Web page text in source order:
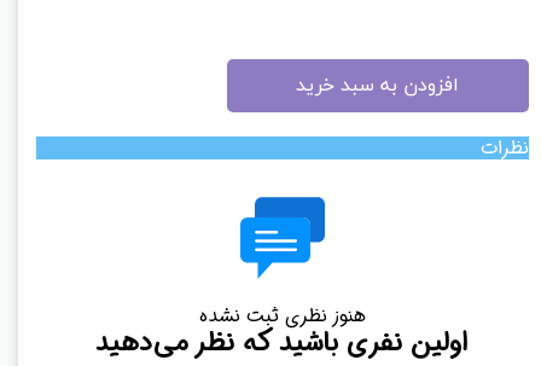
افزودن به سبد خرید
نظرات
هنوز نظری ثبت نشده
اولین نفری باشید که نظر می‌دهید